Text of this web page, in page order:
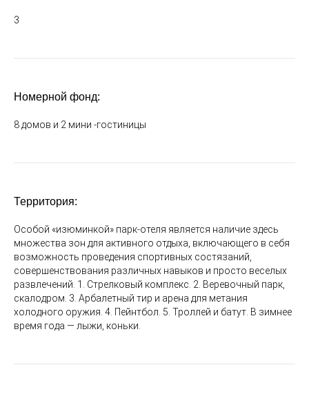
3
Номерной фонд:
8 домов и 2 мини -гостиницы
Территория:
Особой «изюминкой» парк-отеля является наличие здесь
множества зон для активного отдыха, включающего в себя
возможность проведения спортивных состязаний,
совершенствования различных навыков и просто веселых
развлечений. 1. Стрелковый комплекс. 2. Веревочный парк,
скалодром. 3. Арбалетный тир и арена для метания
холодного оружия. 4. Пейнтбол. 5. Троллей и батут. В зимнее
время года — лыжи, коньки.